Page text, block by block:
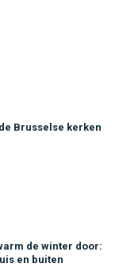
Brusselse kerken
de winter door:
en buiten
en buiten